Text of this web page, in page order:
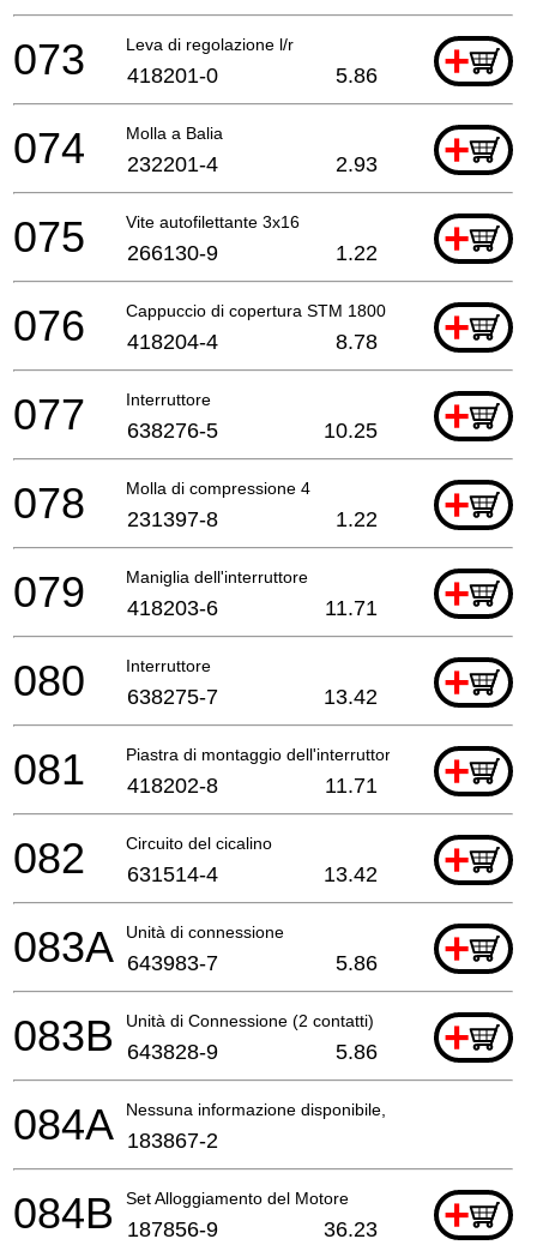
Leva di regolazione l/r +
073 418201-0 5.86
Molla a Balia +
074 232201-4 2.93
Vite autofilettante 3x16 +
075 266130-9 1.22
Cappuccio di copertura STM 1800 +
076 418204-4 8.78
Interruttore +
077 638276-5 10.25
Molla di compressione 4 +
078 231397-8 1.22
Maniglia dell'interruttore +
079 418203-6 11.71
Interruttore +
080 638275-7 13.42
Piastra di montaggio dell'interruttore compl.+
081 418202-8 11.71
Circuito del cicalino +
082 631514-4 13.42
Unità di connessione +
083A 643983-7 5.86
Unità di Connessione (2 contatti) +
083B 643828-9 5.86
Nessuna informazione disponibile, non ordinabile
084A 183867-2
Set Alloggiamento del Motore +
084B 187856-9 36.23